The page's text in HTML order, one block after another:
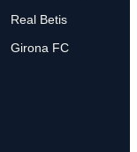
Real Betis
Girona FC